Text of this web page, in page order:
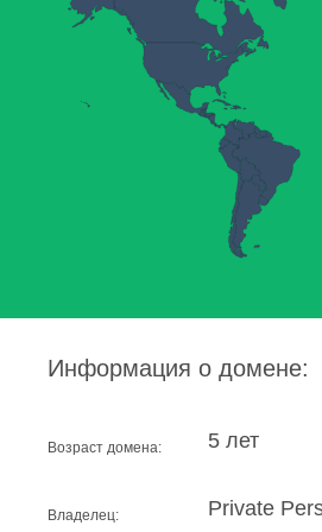
Информация о домене:
Возраст домена: 5 лет
Владелец: Private